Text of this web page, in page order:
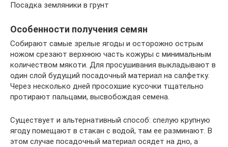
Посадка земляники в грунт
Особенности получения семян
Собирают самые зрелые ягоды и осторожно острым
ножом срезают верхнюю часть кожуры с минимальным
количеством мякоти. Для просушивания выкладывают в
один слой будущий посадочный материал на салфетку.
Через несколько дней просохшие кусочки тщательно
протирают пальцами, высвобождая семена.
Существует и альтернативный способ: спелую крупную
ягоду помещают в стакан с водой, там ее разминают. В
этом случае посадочный материал осядет на дно, а